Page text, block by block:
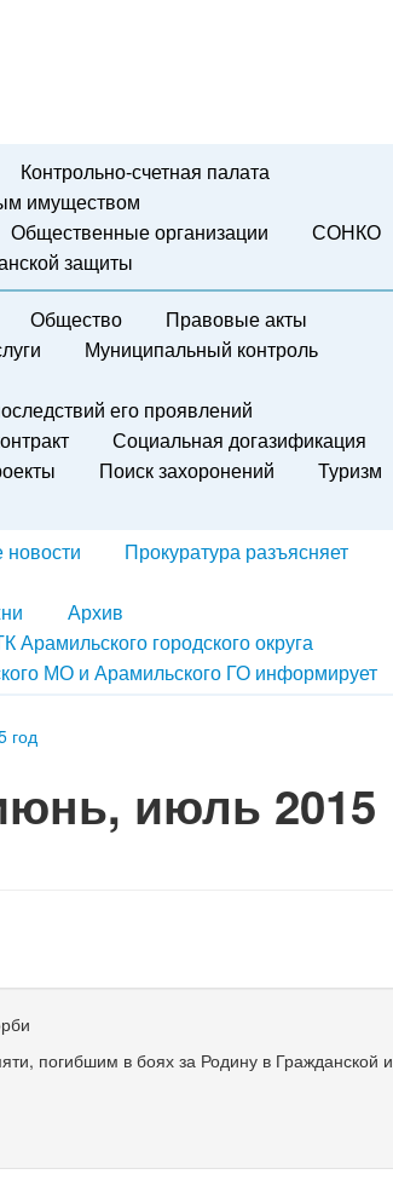
Контрольно-счетная палата
имуществом
Общественные организации
СОНКО
защиты
Общество
Правовые акты
Муниципальный контроль
его проявлений
Социальная догазификация
Поиск захоронений
Туризм
Прокуратура разъясняет
Архив
Арамильского городского округа
МО и Арамильского ГО информирует
год
июль 2015
погибшим в боях за Родину в Гражданской и